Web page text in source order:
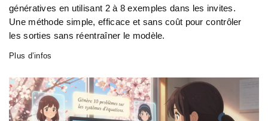
génératives en utilisant 2 à 8 exemples dans les invites.
Une méthode simple, efficace et sans coût pour contrôler
les sorties sans réentraîner le modèle.
Plus d’infos